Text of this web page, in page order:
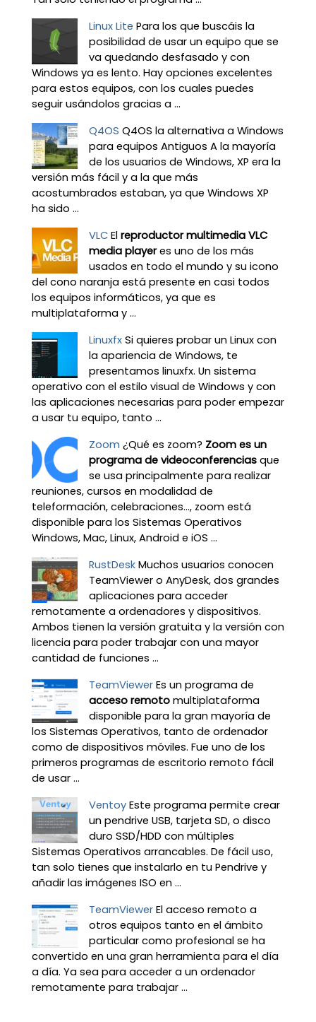
Linux Lite Para los que buscáis la
posibilidad de usar un equipo que se
va quedando desfasado y con
Windows ya es lento. Hay opciones excelentes
para estos equipos, con los cuales puedes
seguir usándolos gracias a ...
Q4OS Q4OS la alternativa a Windows
para equipos Antiguos A la mayoría
de los usuarios de Windows, XP era la
versión más fácil y a la que más
acostumbrados estaban, ya que Windows XP
ha sido ...
VLC El reproductor multimedia VLC
media playeres uno de los más
usados en todo el mundo y su icono
del cono naranja está presente en casi todos
los equipos informáticos, ya que es
multiplataforma y ...
Linuxfx Si quieres probar un Linux con
la apariencia de Windows, te
presentamos linuxfx. Un sistema
operativo con el estilo visual de Windows y con
las aplicaciones necesarias para poder empezar
a usar tu equipo, tanto ...
Zoom ¿Qué es zoom? Zoom es un
programa de videoconferenciasque
se usa principalmente para realizar
reuniones, cursos en modalidad de
teleformación, celebraciones…, zoom está
disponible para los Sistemas Operativos
Windows, Mac, Linux, Android e iOS ...
RustDesk Muchos usuarios conocen
TeamViewer o AnyDesk, dos grandes
aplicaciones para acceder
remotamente a ordenadores y dispositivos.
Ambos tienen la versión gratuita y la versión con
licencia para poder trabajar con una mayor
cantidad de funciones ...
TeamViewer Es un programa de
acceso remotomultiplataforma
disponible para la gran mayoría de
los Sistemas Operativos, tanto de ordenador
como de dispositivos móviles. Fue uno de los
primeros programas de escritorio remoto fácil
de usar ...
Ventoy Este programa permite crear
un pendrive USB, tarjeta SD, o disco
duro SSD/HDD con múltiples
Sistemas Operativos arrancables. De fácil uso,
tan solo tienes que instalarlo en tu Pendrive y
añadir las imágenes ISO en ...
TeamViewer El acceso remoto a
otros equipos tanto en el ámbito
particular como profesional se ha
convertido en una gran herramienta para el día
a día. Ya sea para acceder a un ordenador
remotamente para trabajar ...